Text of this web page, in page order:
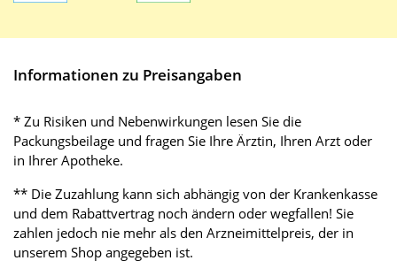
Informationen zu Preisangaben
* Zu Risiken und Nebenwirkungen lesen Sie die
Packungsbeilage und fragen Sie Ihre Ärztin, Ihren Arzt oder
in Ihrer Apotheke.
** Die Zuzahlung kann sich abhängig von der Krankenkasse
und dem Rabattvertrag noch ändern oder wegfallen! Sie
zahlen jedoch nie mehr als den Arzneimittelpreis, der in
unserem Shop angegeben ist.